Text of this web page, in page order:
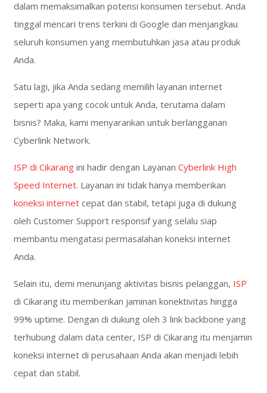
dalam memaksimalkan potensi konsumen tersebut. Anda
tinggal mencari trens terkini di Google dan menjangkau
seluruh konsumen yang membutuhkan jasa atau produk
Anda.
Satu lagi, jika Anda sedang memilih layanan internet
seperti apa yang cocok untuk Anda, terutama dalam
bisnis? Maka, kami menyarankan untuk berlangganan
Cyberlink Network.
ISP di Cikarangini hadir dengan Layanan Cyberlink High
Speed Internet. Layanan ini tidak hanya memberikan
koneksi internetcepat dan stabil, tetapi juga di dukung
oleh Customer Support responsif yang selalu siap
membantu mengatasi permasalahan koneksi internet
Anda.
Selain itu, demi menunjang aktivitas bisnis pelanggan, ISP
di Cikarang itu memberikan jaminan konektivitas hingga
99% uptime. Dengan di dukung oleh 3 link backbone yang
terhubung dalam data center, ISP di Cikarang itu menjamin
koneksi internet di perusahaan Anda akan menjadi lebih
cepat dan stabil.